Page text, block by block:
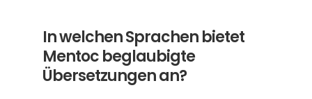
In welchen Sprachen bietet
Mentoc beglaubigte
Übersetzungen an?